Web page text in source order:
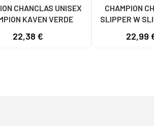
CHANCLAS UNISEX
KAVEN VERDE
22,38 €
CHAMPION
SLIPPER W
22,99